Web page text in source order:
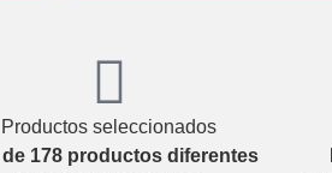
Productos seleccionados
de 178 productos diferentes